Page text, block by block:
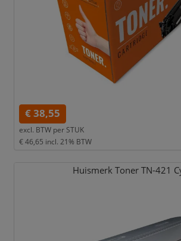
€ 38,55
excl. BTW per STUK
€ 46,65 incl. 21% BTW
Huismerk Toner TN-421